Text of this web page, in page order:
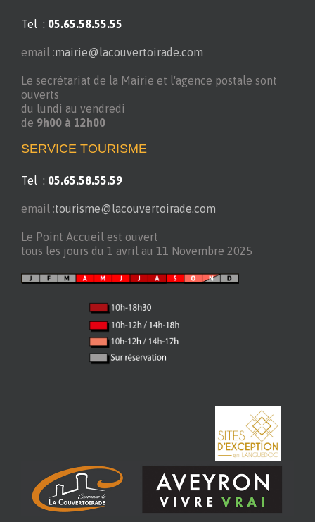
Tel : 05.65.58.55.55
email :mairie@lacouvertoirade.com
Le secrétariat de la Mairie et l'agence postale sont
ouverts
du lundi au vendredi
de 9h00 à 12h00
SERVICE TOURISME
Tel : 05.65.58.55.59
email :tourisme@lacouvertoirade.com
Le Point Accueil est ouvert
tous les jours du 1 avril au 11 Novembre 2025